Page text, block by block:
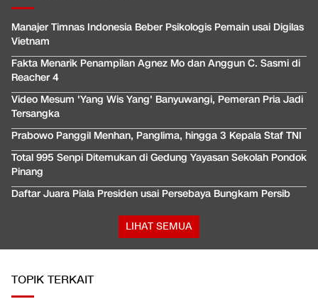
Manajer Timnas Indonesia Beber Psikologis Pemain usai Digilas
Vietnam
Fakta Menarik Penampilan Agnez Mo dan Anggun C. Sasmi di
Reacher 4
Video Mesum 'Yang Wis Yang' Banyuwangi, Pemeran Pria Jadi
Tersangka
Prabowo Panggil Menhan, Panglima, hingga 3 Kepala Staf TNI
Total 995 Senpi Ditemukan di Gedung Yayasan Sekolah Pondok
Pinang
Daftar Juara Piala Presiden usai Persebaya Bungkam Persib
LIHAT SEMUA
TOPIK TERKAIT